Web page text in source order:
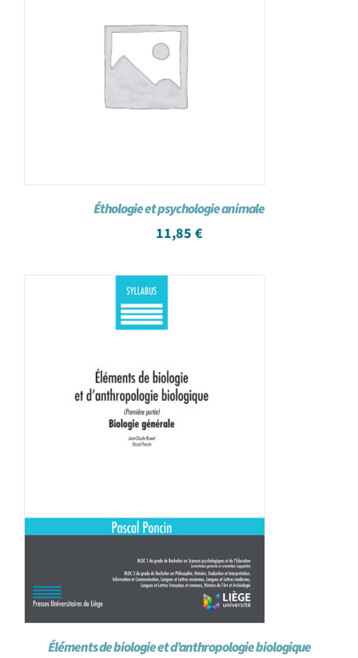
Éthologie et psychologie animale
11,85 €
Éléments de biologie et d’anthropologie biologique